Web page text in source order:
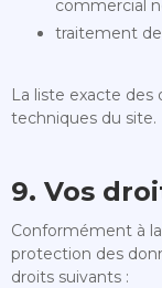
commercial
traitement
La liste exacte des
techniques du site.
9. Vos
Conformément à
protection des
droits suivants :